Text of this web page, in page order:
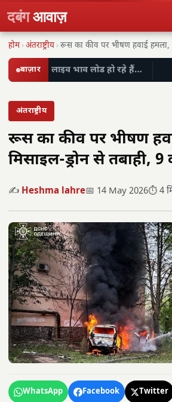
दबंगआवाज़
होम ›अंतराष्ट्रीय ›
बाज़ार लाइव भाव लोड हो रहे हैं…
अंतराष्ट्रीय
रूस का कीव पर भीषण
मिसाइल-ड्रोन से तबाही, 9
✍️ Heshma lahre📅 14 May 2026⏱️ 4
WhatsApp Facebook Twitter